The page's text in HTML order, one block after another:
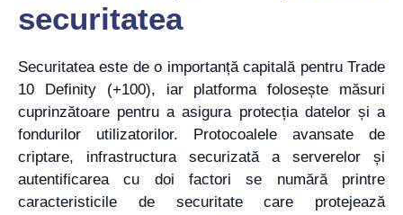
securitatea
Securitatea este de o importanță capitală pentru Trade
10 Definity (+100), iar platforma folosește măsuri
cuprinzătoare pentru a asigura protecția datelor și a
fondurilor utilizatorilor. Protocoalele avansate de
criptare, infrastructura securizată a serverelor și
autentificarea cu doi factori se numără printre
caracteristicile de securitate care protejează